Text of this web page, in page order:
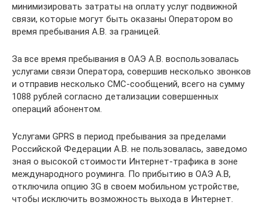
минимизировать затраты на оплату услуг подвижной
связи, которые могут быть оказаны Оператором во
время пребывания А.В. за границей.
За все время пребывания в ОАЭ А.В. воспользовалась
услугами связи Оператора, совершив несколько звонков
и отправив несколько СМС-сообщений, всего на сумму
1088 рублей согласно детализации совершенных
операций абонентом.
Услугами GPRS в период пребывания за пределами
Российской Федерации А.В. не пользовалась, заведомо
зная о высокой стоимости Интернет-трафика в зоне
международного роуминга. По прибытию в ОАЭ А.В,
отключила опцию 3G в своем мобильном устройстве,
чтобы исключить возможность выхода в Интернет.